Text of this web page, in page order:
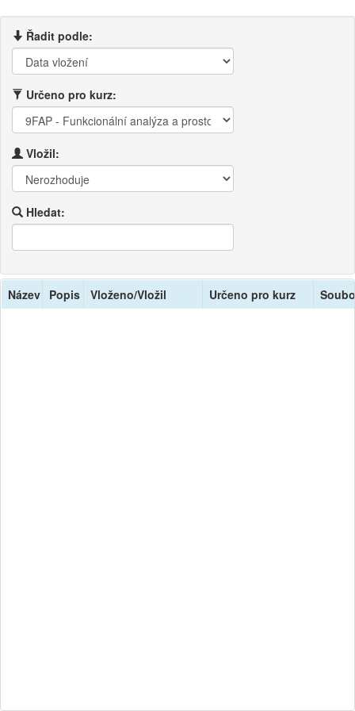
Řadit podle:
Určeno pro kurz:
Vložil:
Hledat:
Název Popis Vloženo/Vložil Určeno pro kurz